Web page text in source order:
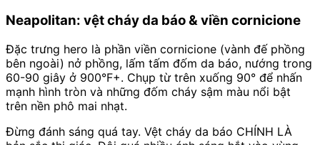
Neapolitan: vệt cháy da báo & viền cornicione
Đặc trưng hero là phần viền cornicione (vành đế phồng
bên ngoài) nở phồng, lấm tấm đốm da báo, nướng trong
60-90 giây ở 900°F+. Chụp từ trên xuống 90° để nhấn
mạnh hình tròn và những đốm cháy sậm màu nổi bật
trên nền phô mai nhạt.
Đừng đánh sáng quá tay. Vệt cháy da báo CHÍNH LÀ